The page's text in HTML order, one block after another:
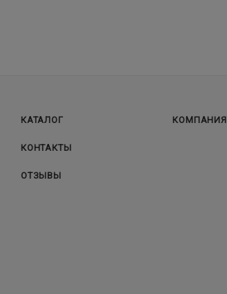
КАТАЛОГ
КОНТАКТЫ
ОТЗЫВЫ
КОМПАНИЯ